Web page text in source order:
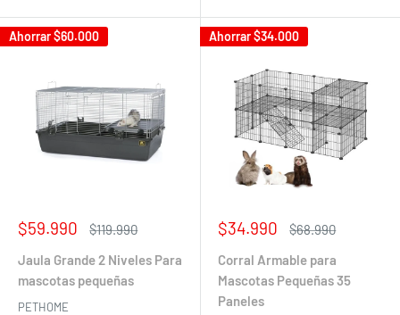
Ahorrar$60.000
Precio
venta
$59.990
Precio
$119.990
Jaula Grande 2 Niveles Para
mascotas pequeñas
PETHOME
Ahorrar$34.000
Precio
venta
$34.990
Precio
$68.990
Corral Armable para
Mascotas Pequeñas 35
Paneles